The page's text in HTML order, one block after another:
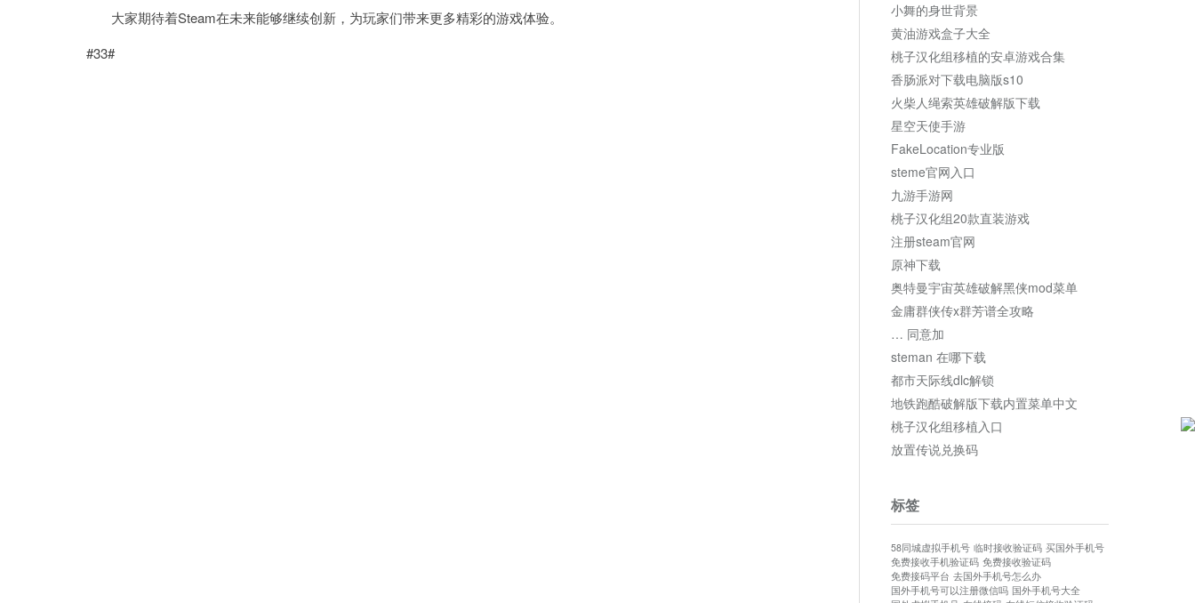
大家期待着Steam在未来能够继续创新，为玩家们带来更多精彩的游戏体验。
#33#
小舞的身世背景
黄油游戏盒子大全
桃子汉化组移植的安卓游戏合集
香肠派对下载电脑版s10
火柴人绳索英雄破解版下载
星空天使手游
FakeLocation专业版
steme官网入口
九游手游网
桃子汉化组20款直装游戏
注册steam官网
原神下载
奥特曼宇宙英雄破解黑侠mod菜单
金庸群侠传x群芳谱全攻略
… 同意加
steman 在哪下载
都市天际线dlc解锁
地铁跑酷破解版下载内置菜单中文
桃子汉化组移植入口
放置传说兑换码
标签
58同城虚拟手机号 临时接收验证码 买国外手机号
免费接收手机验证码 免费接收验证码
免费接码平台 去国外手机号怎么办
国外手机号可以注册微信吗 国外手机号大全